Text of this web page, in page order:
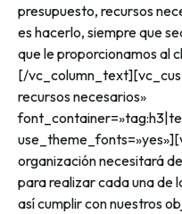
presupuesto, recursos
es hacerlo, siempre que
que le proporcionamos al
[/
recursos necesarios»
organización necesitará
para realizar cada una de
así cumplir con nuestros